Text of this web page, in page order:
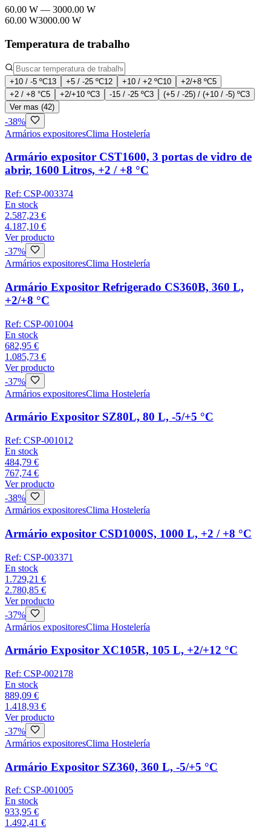
60.00 W — 3000.00 W
60.00 W3000.00 W
Temperatura de trabalho
+10 / -5 ºC13 +5 / -25 ºC12 +10 / +2 ºC10 +2/+8 ºC5
+2 / +8 °C5 +2/+10 ºC3 -15 / -25 ºC3 (+5 / -25) / (+10 / -5) ºC3
Ver mas (42)
-38%
Armários expositoresClima Hostelería
Armário expositor CST1600, 3 portas de vidro de
abrir, 1600 Litros, +2 / +8 °C
Ref: CSP-003374
En stock
2.587,23 €
4.187,10 €
Ver producto
-37%
Armários expositoresClima Hostelería
Armário Expositor Refrigerado CS360B, 360 L,
+2/+8 °C
Ref: CSP-001004
En stock
682,95 €
1.085,73 €
Ver producto
-37%
Armários expositoresClima Hostelería
Armário Expositor SZ80L, 80 L, -5/+5 °C
Ref: CSP-001012
En stock
484,79 €
767,74 €
Ver producto
-38%
Armários expositoresClima Hostelería
Armário expositor CSD1000S, 1000 L, +2 / +8 °C
Ref: CSP-003371
En stock
1.729,21 €
2.780,85 €
Ver producto
-37%
Armários expositoresClima Hostelería
Armário Expositor XC105R, 105 L, +2/+12 °C
Ref: CSP-002178
En stock
889,09 €
1.418,93 €
Ver producto
-37%
Armários expositoresClima Hostelería
Armário Expositor SZ360, 360 L, -5/+5 °C
Ref: CSP-001005
En stock
933,95 €
1.492,41 €